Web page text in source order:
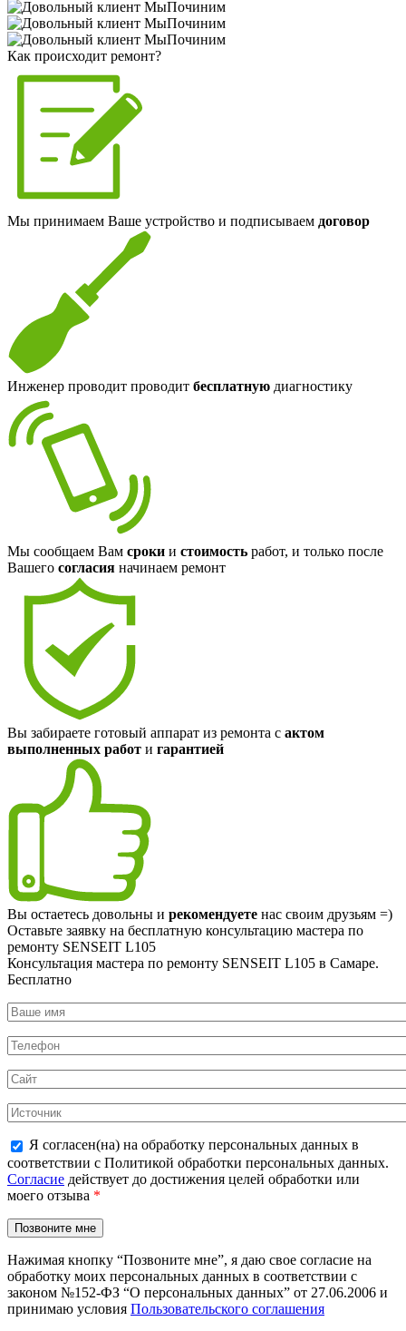
Как происходит ремонт?
Мы принимаем Ваше устройство и подписываем договор
Инженер проводит проводит бесплатную диагностику
Мы сообщаем Вам сроки и стоимость работ, и только после
Вашего согласия начинаем ремонт
Вы забираете готовый аппарат из ремонта с актом
выполненных работ и гарантией
Вы остаетесь довольны и рекомендуете нас своим друзьям =)
Оставьте заявку на бесплатную консультацию мастера по
ремонту SENSEIT L105
Консультация мастера по ремонту SENSEIT L105 в Самаре.
Бесплатно
Я согласен(на) на обработку персональных данных в
соответствии с Политикой обработки персональных данных.
Согласие действует до достижения целей обработки или
моего отзыва *
Нажимая кнопку “Позвоните мне”, я даю свое согласие на
обработку моих персональных данных в соответствии с
законом №152-ФЗ “О персональных данных” от 27.06.2006 и
принимаю условия Пользовательского соглашения